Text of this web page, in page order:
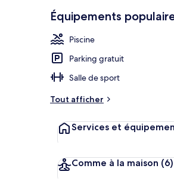
Équipements
Piscine
Parking gratuit
Salle de sport
Tout afficher
Services et
Comme à la maison (6)